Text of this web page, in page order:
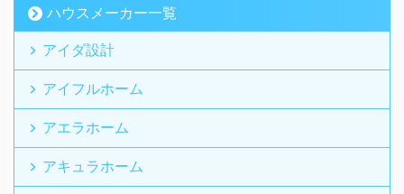
ハウスメーカー一覧
アイダ設計
アイフルホーム
アエラホーム
アキュラホーム